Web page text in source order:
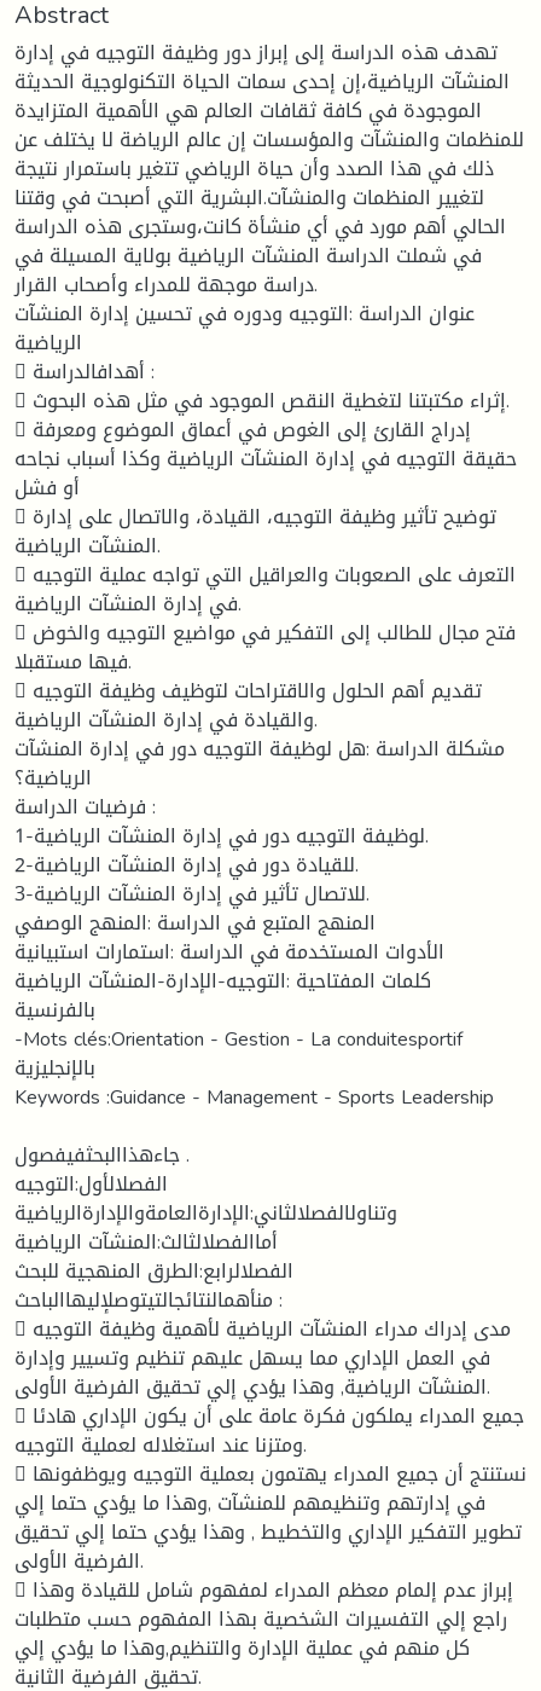
Abstract
تهدف هذه الدراسة إلى إبراز دور وظيفة التوجيه في إدارة
المنشآت الرياضية،إن إحدى سمات الحياة التكنولوجية الحديثة
الموجودة في كافة ثقافات العالم هي الأهمية المتزايدة
للمنظمات والمنشآت والمؤسسات إن عالم الرياضة لا يختلف عن
ذلك في هذا الصدد وأن حياة الرياضي تتغير باستمرار نتيجة
لتغيير المنظمات والمنشآت.البشرية التي أصبحت في وقتنا
الحالي أهم مورد في أي منشأة كانت،وستجرى هذه الدراسة
في شملت الدراسة المنشآت الرياضية بولاية المسيلة في
دراسة موجهة للمدراء وأصحاب القرار.
عنوان الدراسة :التوجيه ودوره في تحسين إدارة المنشآت
الرياضية
 أهدافالدراسة :
 إثراء مكتبتنا لتغطية النقص الموجود في مثل هذه البحوث.
 إدراج القارئ إلى الغوص في أعماق الموضوع ومعرفة
حقيقة التوجيه في إدارة المنشآت الرياضية وكذا أسباب نجاحه
أو فشل
 توضيح تأثير وظيفة التوجيه، القيادة، والاتصال على إدارة
المنشآت الرياضية.
 التعرف على الصعوبات والعراقيل التي تواجه عملية التوجيه
في إدارة المنشآت الرياضية.
 فتح مجال للطالب إلى التفكير في مواضيع التوجيه والخوض
فيها مستقبلا.
 تقديم أهم الحلول والاقتراحات لتوظيف وظيفة التوجيه
والقيادة في إدارة المنشآت الرياضية.
مشكلة الدراسة :هل لوظيفة التوجيه دور في إدارة المنشآت
الرياضية؟
فرضيات الدراسة :
1-لوظيفة التوجيه دور في إدارة المنشآت الرياضية.
2-للقيادة دور في إدارة المنشآت الرياضية.
3-للاتصال تأثير في إدارة المنشآت الرياضية.
المنهج المتبع في الدراسة :المنهج الوصفي
الأدوات المستخدمة في الدراسة :استمارات استبيانية
كلمات المفتاحية :التوجيه-الإدارة-المنشآت الرياضية
بالفرنسية
-Mots clés:Orientation - Gestion - La conduitesportif
بالإنجليزية
Keywords :Guidance - Management - Sports Leadership
جاءهذاالبحثفيفصول .
الفصلالأول:التوجيه
وتناولالفصلالثاني:الإدارةالعامةوالإدارةالرياضية
أماالفصلالثالث:المنشآت الرياضية
الفصلالرابع:الطرق المنهجية للبحث
منأهمالنتائجالتيتوصلإليهاالباحث :
 مدى إدراك مدراء المنشآت الرياضية لأهمية وظيفة التوجيه
في العمل الإداري مما يسهل عليهم تنظيم وتسيير وإدارة
المنشآت الرياضية, وهذا يؤدي إلي تحقيق الفرضية الأولى.
 جميع المدراء يملكون فكرة عامة على أن يكون الإداري هادئا
ومتزنا عند استغلاله لعملية التوجيه.
 نستنتج أن جميع المدراء يهتمون بعملية التوجيه ويوظفونها
في إدارتهم وتنظيمهم للمنشآت ,وهذا ما يؤدي حتما إلي
تطوير التفكير الإداري والتخطيط , وهذا يؤدي حتما إلي تحقيق
الفرضية الأولى.
 إبراز عدم إلمام معظم المدراء لمفهوم شامل للقيادة وهذا
راجع إلي التفسيرات الشخصية بهذا المفهوم حسب متطلبات
كل منهم في عملية الإدارة والتنظيم,وهذا ما يؤدي إلي
تحقيق الفرضية الثانية.